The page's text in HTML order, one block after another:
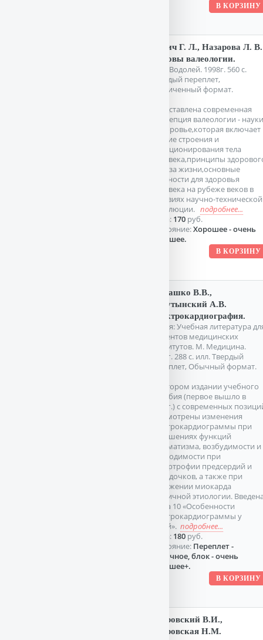
Билич Г. Л., Назарова Л. В.
Основы валеологии.
СПб. Водолей. 1998г. 560 с.
Твердый переплет,
Увеличенный формат.
Представлена современная
концепция валеологии - науки
о здоровье,которая включает
знание строения и
функционирования тела
человека,принципы
образа жизни,основные
опасности для здоровья
человека на рубеже веков в
условиях научно-технической
революции. подробнее...
Цена: 170руб.
Состояние:Хорошее - очень
хорошее.
Мурашко В.В.,
Струтынский А.В.
Электрокардиография.
Серия: Учебная литература
студентов медицинских
институтов. М. Медицина.
1991г. 288 с. илл. Твердый
переплет, Обычный формат.
Во втором издании учебного
пособия (первое вышло в
1987г.) с современных
рассмотрены изменения
электрокардиограммы при
нарушениях функций
автоматизма, возбудимости и
проводимости при
гипертрофии предсердий и
желудочков, а также при
поражении миокарда
различной этиологии.
глава 10 «Особенности
электрокардиограммы у
детей». подробнее...
Цена: 180руб.
Состояние: Переплет -
отличное, блок - очень
хорошее+.
Дубровский В.И.,
Дубровская Н.М.